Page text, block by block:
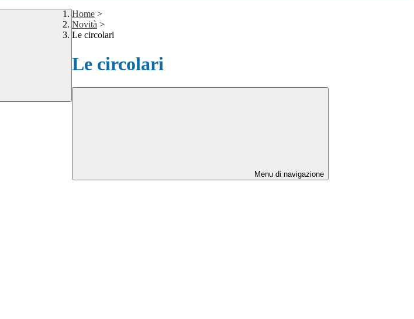
Home >
Novità >
Le circolari
Le circolari
Menu di navigazione